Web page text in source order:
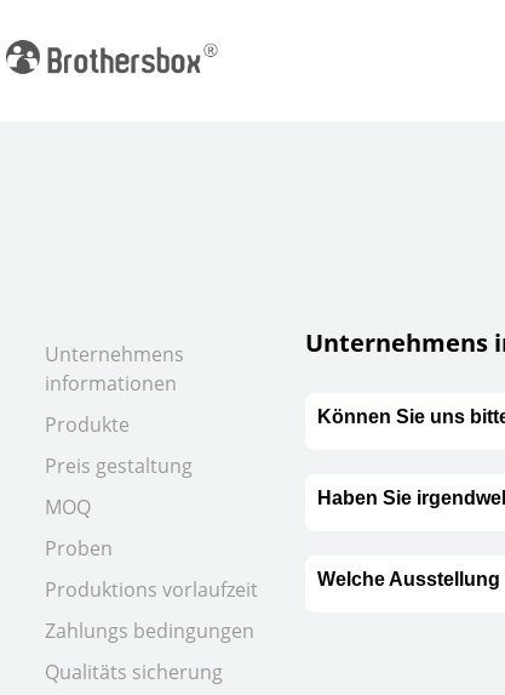
Unternehmens
informationen
Produkte
Preis gestaltung
MOQ
Proben
Produktions vorlaufzeit
Zahlungs bedingungen
Qualitäts sicherung
Unternehmens
Können Sie uns
Haben Sie
Welche